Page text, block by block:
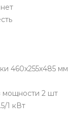
460х255х485 мм
мощности 2 шт
1 кВт